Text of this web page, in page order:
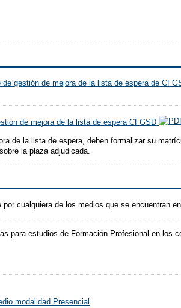
gestión de mejora de la lista de espera de
de mejora de la lista de espera CFGSD
de la lista de espera, deben formalizar su
la plaza adjudicada.
cualquiera de los medios que se encuentran
para estudios de Formación Profesional en los
modalidad Presencial